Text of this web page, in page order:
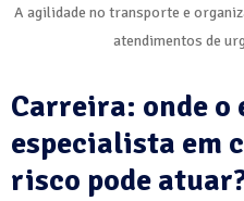
A agilidade no transporte e
atendimentos de
Carreira: onde o
especialista em
risco pode